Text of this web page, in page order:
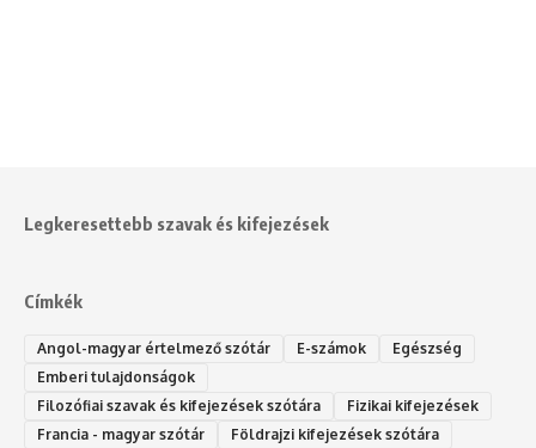
Legkeresettebb szavak és kifejezések
Címkék
Angol-magyar értelmező szótár E-számok
Egészség
Emberi tulajdonságok
Filozófiai szavak és kifejezések szótára
Fizikai kifejezések
Francia - magyar szótár
Földrajzi kifejezések szótára